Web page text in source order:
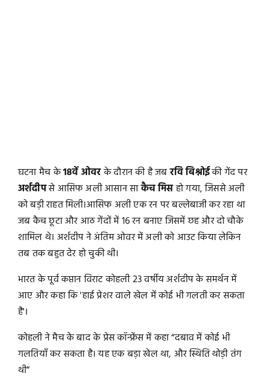
घटना मैच के18वें ओवरके दौरान की है जबरवि बिश्नोईकी गेंद पर
अर्शदीपसे आसिफ अली आसान साकैच मिसहो गया, जिससे अली
को बड़ी राहत मिली।आसिफ अली एक रन पर बल्लेबाजी कर रहा था
जब कैच छूटा और आठ गेंदों में 16 रन बनाए जिसमें छह और दो चौके
शामिल थे। अर्शदीप ने अंतिम ओवर में अली को आउट किया लेकिन
तब तक बहुत देर हो चुकी थी।
भारत के पूर्व कप्तान विराट कोहली 23 वर्षीय अर्शदीप के समर्थन में
आए और कहा कि 'हाई प्रेशर वाले खेल में कोई भी गलती कर सकता
है'।
कोहली ने मैच के बाद के प्रेस कॉन्फ्रेंस में कहा “दबाव में कोई भी
गलतियाँ कर सकता है। यह एक बड़ा खेल था, और स्थिति थोड़ी तंग
थी”